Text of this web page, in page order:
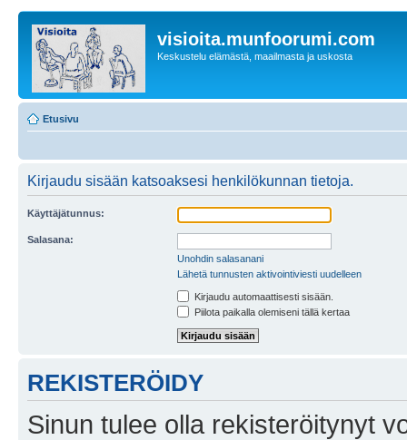
visioita.munfoorumi.com
Keskustelu elämästä, maailmasta ja uskosta
Etusivu
Kirjaudu sisään katsoaksesi henkilökunnan tietoja.
Käyttäjätunnus:
Salasana:
Unohdin salasanani
Lähetä tunnusten aktivointiviesti uudelleen
Kirjaudu automaattisesti sisään.
Piilota paikalla olemiseni tällä kertaa
REKISTERÖIDY
Sinun tulee olla rekisteröitynyt